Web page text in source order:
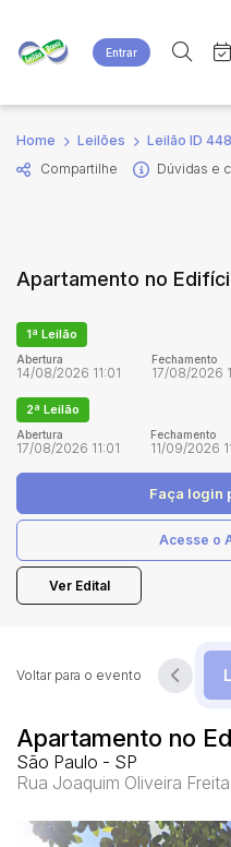
Entrar
Criar conta Entrar
Site
Agenda
Quem Somos
Busca por palavra-chave
Estados
Bairro
Judiciais
Faixa de valor
Quem Somos
Home Leilões Leilão ID
Compartilhe
Dúvidas e
Apartamento no
1ª Leilão
Abertura
14/08/2026 11:01
Fechamento
17/08/2026
2ª Leilão
Abertura
17/08/2026 11:01
Fechamento
11/09/2026
Faça login
Acesse o
Ver Edital
Apartamento no
São Paulo - SP
Rua Joaquim Oliveira
Voltar para o evento